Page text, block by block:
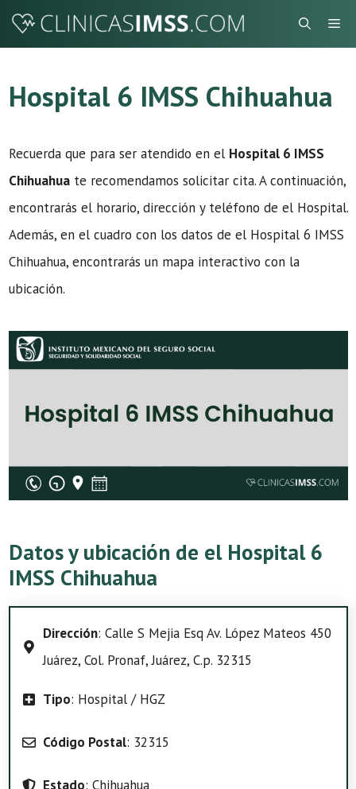
Saltar
Hospital 6 IMSS Chihuahua
Recuerda que para ser atendido en el Hospital 6 IMSS
Chihuahua te recomendamos solicitar cita. A continuación,
encontrarás el horario, dirección y teléfono de el Hospital.
Además, en el cuadro con los datos de el Hospital 6 IMSS
Chihuahua, encontrarás un mapa interactivo con la
ubicación.
Datos y ubicación de el Hospital 6
IMSS Chihuahua
Dirección: Calle S Mejia Esq Av. López Mateos 450
Juárez, Col. Pronaf, Juárez, C.p. 32315
Tipo: Hospital / HGZ
Código Postal: 32315
Estado: Chihuahua